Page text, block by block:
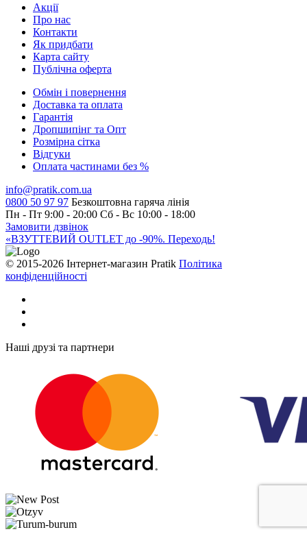
Акції
Про нас
Контакти
Як придбати
Карта сайту
Публiчна оферта
Обмін і повернення
Доставка та оплата
Гарантiя
Дропшипінг та Опт
Розмірна сітка
Відгуки
Оплата частинами без %
info@pratik.com.ua
0800 50 97 97 Безкоштовна гаряча лінія
Пн - Пт 9:00 - 20:00 Сб - Вс 10:00 - 18:00
Замовити дзвінок
«ВЗУТТЕВИЙ OUTLET до -90%. Переходь!
© 2015-2026 Інтернет-магазин Pratik Політика
конфіденційності
Наші друзі та партнери